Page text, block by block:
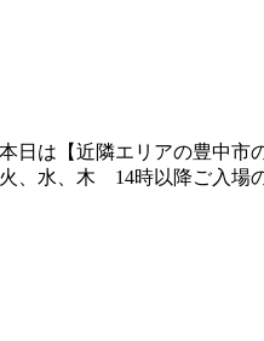
は【近隣エリアの豊中市
、水、木 14時以降ご入